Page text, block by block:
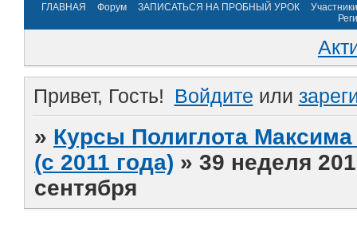
ГЛАВНАЯ Форум ЗАПИСАТЬСЯ НА ПРОБНЫЙ УРОК
Участники
Привет, Гость! Войдите или
» Курсы Полиглота
(с 2011 года) »39 неделя
сентября